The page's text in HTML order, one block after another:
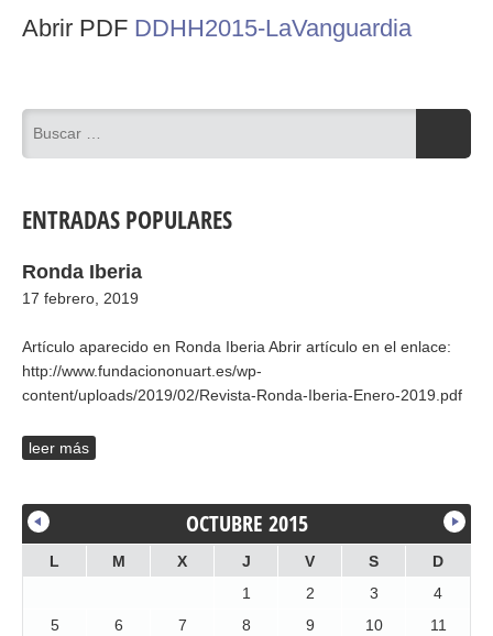
Abrir PDF DDHH2015-LaVanguardia
ENTRADAS POPULARES
Ronda Iberia
17 febrero, 2019
Artículo aparecido en Ronda Iberia Abrir artículo en el enlace:
http://www.fundaciononuart.es/wp-
content/uploads/2019/02/Revista-Ronda-Iberia-Enero-2019.pdf
leer más
OCTUBRE 2015
L M X J V S
D
1
2 3
4
5
6 7 8 9 10
11